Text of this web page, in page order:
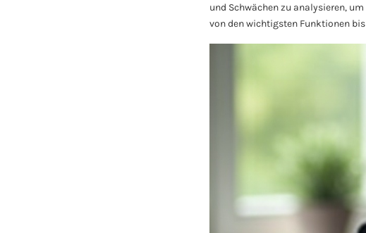
und Schwächen zu analysieren,
von den wichtigsten Funktionen